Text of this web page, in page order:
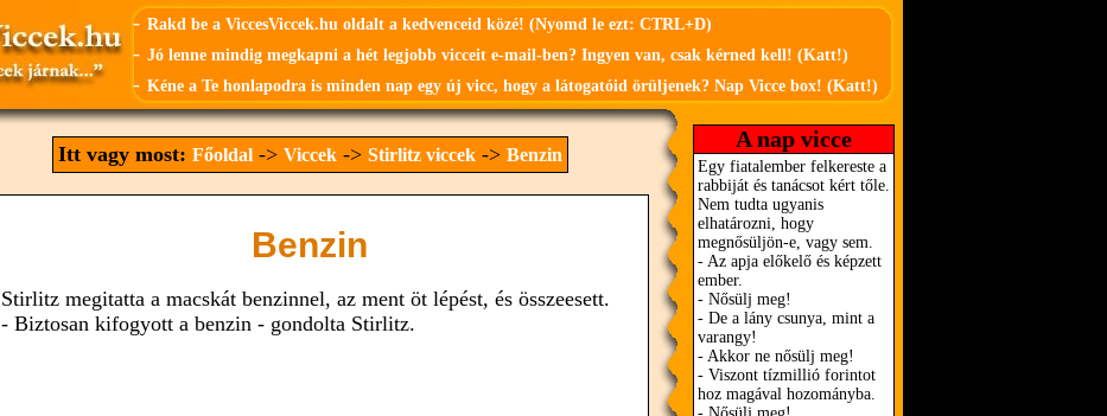
- Rakd be a ViccesViccek.hu oldalt a kedvenceid közé! (Nyomd le ezt: CTRL+D)
- Jó lenne mindig megkapni a hét legjobb vicceit e-mail-ben? Ingyen van, csak kérned kell! (Katt!)
- Kéne a Te honlapodra is minden nap egy új vicc, hogy a látogatóid örüljenek? Nap Vicce box! (Katt!)
Itt vagy most: Főoldal-> Viccek-> Stirlitz viccek-> Benzin
Benzin
Stirlitz megitatta a macskát benzinnel, az ment öt lépést, és összeesett.
- Biztosan kifogyott a benzin - gondolta Stirlitz.
A nap vicce